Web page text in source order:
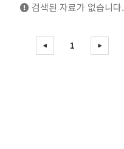
검색된 자료가 없습니다.
1